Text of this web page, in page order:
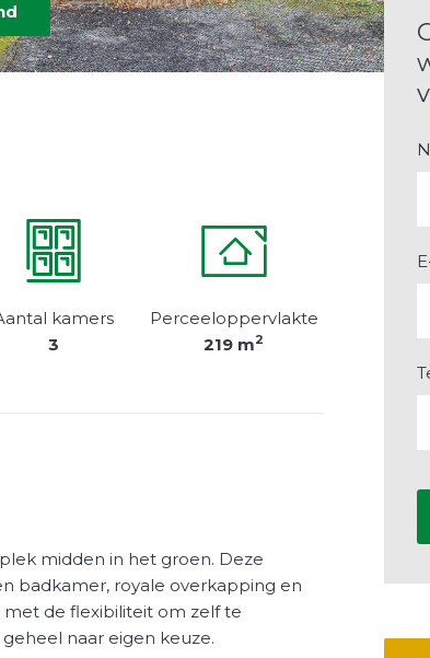
kamers
3
Perceeloppervlakte
219 m2
midden in het groen. Deze
badkamer, royale overkapping en
de flexibiliteit om zelf te
naar eigen keuze.